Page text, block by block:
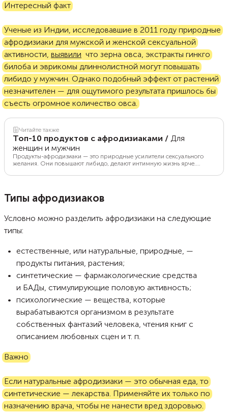
Интересный факт
Ученые из Индии, исследовавшие в 2011 году природные
афродизиаки для мужской и женской сексуальной
активности, выявили , что зерна овса, экстракты гинкго
билоба и эврикомы длиннолистной могут повышать
либидо у мужчин. Однако подобный эффект от растений
незначителен — для ощутимого результата пришлось бы
съесть огромное количество овса.
Читайте также
Топ-10 продуктов с афродизиаками / Для
женщин и мужчин
Продукты-афродизиаки — это природные усилители сексуального
желания. Они повышают либидо, делают интимную жизнь ярче.
кровообращение и стимулируют выработку половых гормонов. К
продукты-афродизиаки и составила списки такой еды для мужчин
Типы афродизиаков
Условно можно разделить афродизиаки на следующие
типы:
естественные, или натуральные, природные, —
продукты питания, растения;
синтетические — фармакологические средства
и БАДы, стимулирующие половую активность;
психологические — вещества, которые
вырабатываются организмом в результате
собственных фантазий человека, чтения книг с
описанием любовных сцен и т. п.
Важно
Если натуральные афродизиаки — это обычная еда, то
синтетические — лекарства. Применяйте их только по
назначению врача, чтобы не нанести вред здоровью.